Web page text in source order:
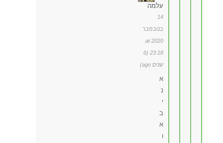
עלמה
14
בנובמבר
2020 at
23:18 (6
שנים ago)
א
נ
י
ב
א
ו